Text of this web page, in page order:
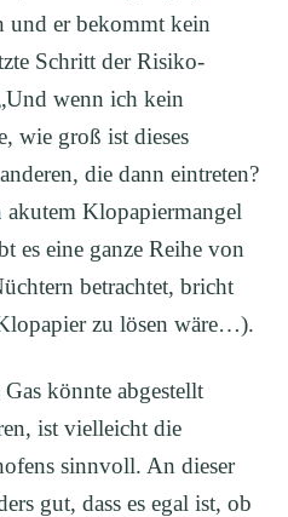
und er bekommt kein
Schritt der Risiko-
wenn ich kein
wie groß ist dieses
die dann eintreten?
Klopapiermangel
es eine ganze Reihe von
betrachtet, bricht
zu lösen wäre…).
könnte abgestellt
ist vielleicht die
sinnvoll. An dieser
gut, dass es egal ist, ob